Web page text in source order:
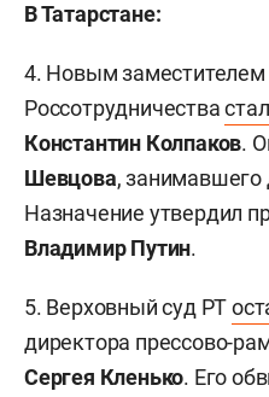
В Татарстане:
4. Новым заместителем
Россотрудничествастал
Константин Колпаков.
Шевцова, занимавшего
Назначение утвердил
Владимир Путин.
5. Верховный суд РТ
директора прессово-
Сергея Кленько. Его